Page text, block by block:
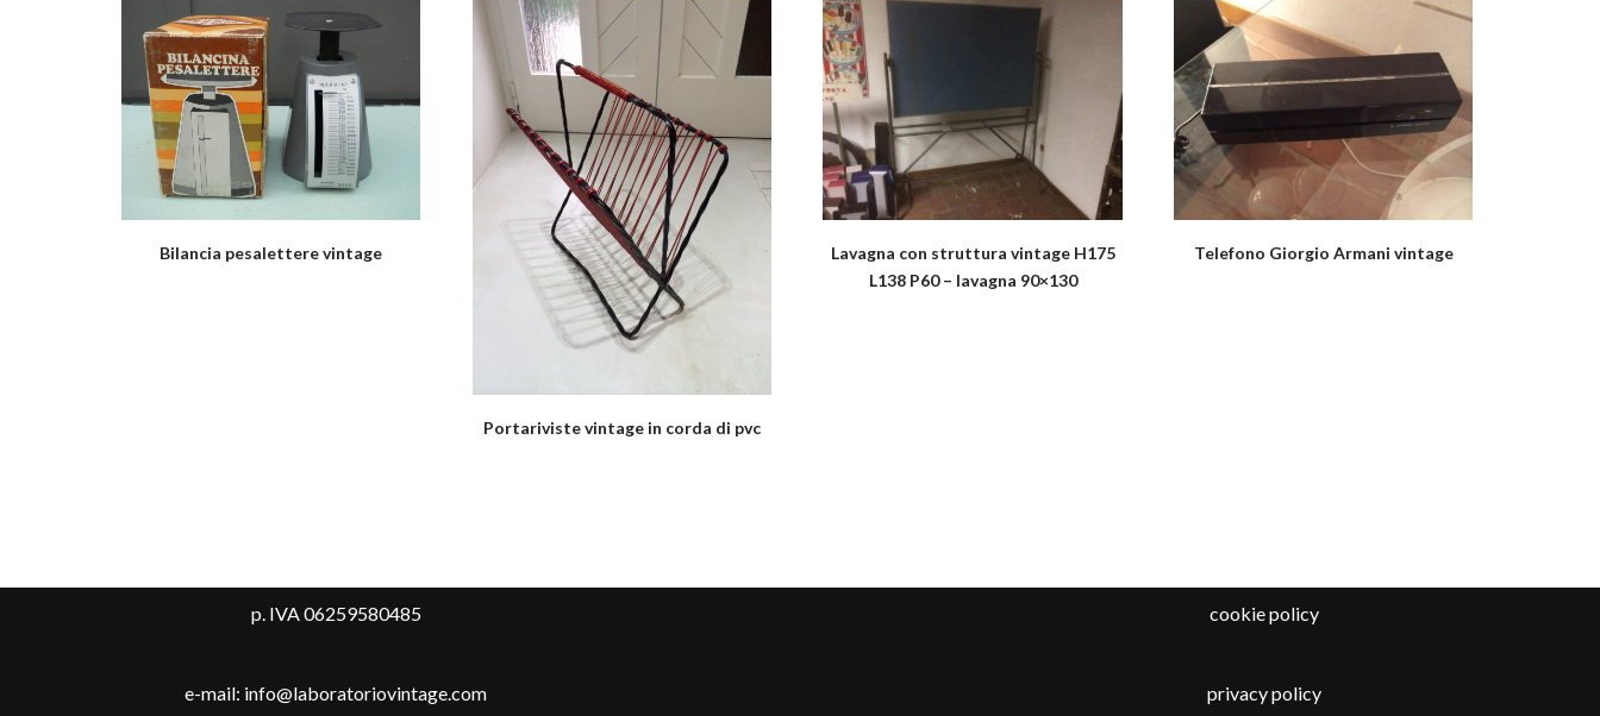
Bilancia pesalettere vintage
Portariviste vintage in corda di pvc
Lavagna con struttura vintage H175
L138 P60 – lavagna 90×130
Telefono Giorgio Armani vintage
p. IVA 06259580485
e-mail: info@laboratoriovintage.com
cookie policy
privacy policy